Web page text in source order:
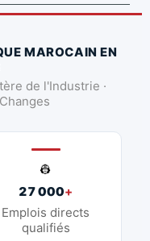
MAROCAIN EN
de l'Industrie ·
👷
27 000+
Emplois directs
qualifiés